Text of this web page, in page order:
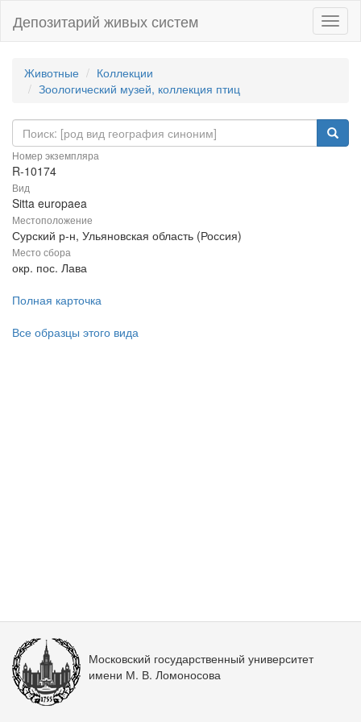
Депозитарий живых систем
Животные
Коллекции
Зоологический музей, коллекция птиц
Номер экземпляра
R-10174
Вид
Sitta europaea
Местоположение
Сурский р-н, Ульяновская область (Россия)
Место сбора
окр. пос. Лава
Полная карточка
Все образцы этого вида
Московский государственный университет
имени М. В. Ломоносова